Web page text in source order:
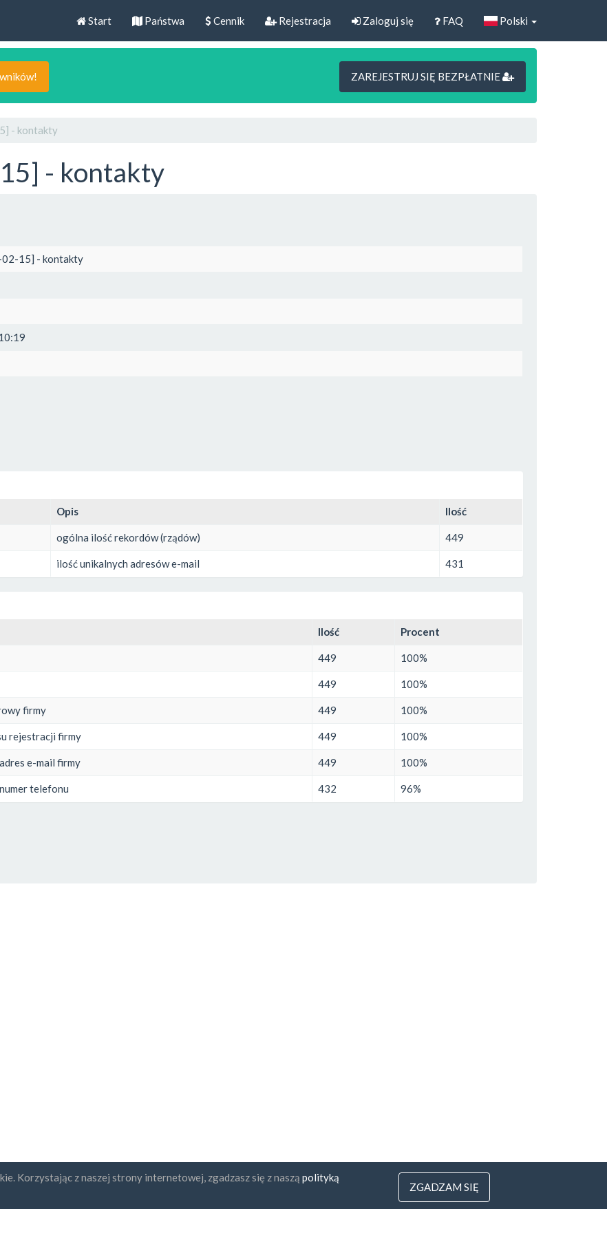
Start Państwa Cennik Rejestracja Zaloguj się FAQ Polski
ZAREJESTRUJ SIĘ BEZPŁATNIE
- kontakty
- kontakty
02-15] - kontakty
Opis Ilość
ogólna ilość rekordów (rządów) 449
ilość unikalnych adresów e-mail 431
Ilość Procent
449 100%
449 100%
firmy 449 100%
rejestracji firmy 449 100%
e-mail firmy 449 100%
telefonu 432 96%
Korzystając z naszej strony internetowej, zgadzasz się z nasząpolityką
ZGADZAM SIĘ